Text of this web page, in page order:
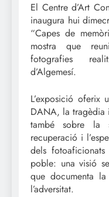
El Centre d’Art
inaugura hui
“Capes de
mostra que
fotografies
d’Algemesí.
L’exposició oferix
DANA, la tragèdia
també sobre la
recuperació i
dels
poble: una visió
que documenta
l’adversitat.